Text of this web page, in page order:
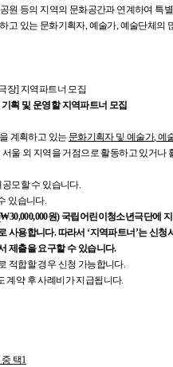
원 등의 지역의 문화공간과 연계하여 특
고 있는 문화기획자, 예술가, 예술단체의
장] 지역파트너 모집
획 및 운영할 지역파트너 모집
계획하고 있는 문화기획자 및 예술가,예
울 외 지역을 거점으로 활동하고 있거나
모할 수 있습니다.
있습니다.
원) 국립어린이청소년극단에
사용합니다. 따라서 ‘지역파트너’는 신
제출을 요구할 수 있습니다.
적합할 경우 신청 가능합니다.
계약 후 사례비가 지급됩니다.
중 택1